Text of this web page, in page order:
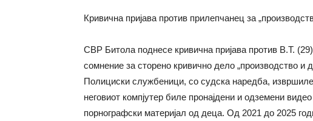
Кривична пријава против прилепчанец за
СВР Битола поднесе кривична пријава против В.Т.
сомнение за сторено кривично дело „производство и
Полициски службеници, со судска наредба,
неговиот компјутер биле пронајдени и одземени
порнографски материјал од деца. Од 2021 до 2025